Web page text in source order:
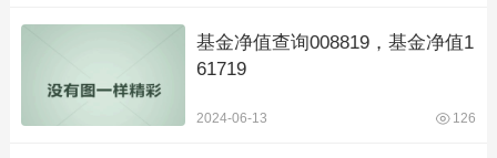
基金净值查询008819，基金净值1
61719
2024-06-13 126